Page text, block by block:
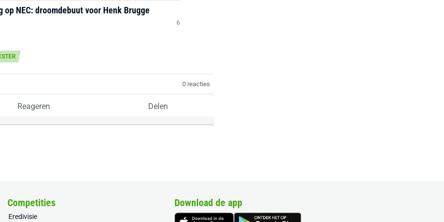
NEC: droomdebuut voor Henk Brugge
6
0 reacties
Reageren Delen
Competities
Eredivisie
Download de app